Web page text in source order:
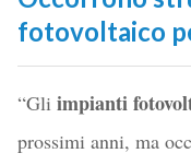
fotovoltaico
“Gliimpianti
prossimi anni, ma